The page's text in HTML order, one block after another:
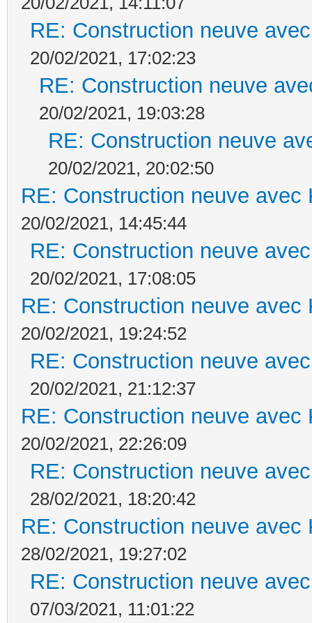
RE: Construction neuve
20/02/2021, 17:02:23
RE: Construction neuve
20/02/2021, 19:03:28
RE: Construction neuve
20/02/2021, 20:02:50
RE: Construction neuve avec
20/02/2021, 14:45:44
RE: Construction neuve
20/02/2021, 17:08:05
RE: Construction neuve avec
20/02/2021, 19:24:52
RE: Construction neuve
20/02/2021, 21:12:37
RE: Construction neuve avec
20/02/2021, 22:26:09
RE: Construction neuve
28/02/2021, 18:20:42
RE: Construction neuve avec
28/02/2021, 19:27:02
RE: Construction neuve
07/03/2021, 11:01:22